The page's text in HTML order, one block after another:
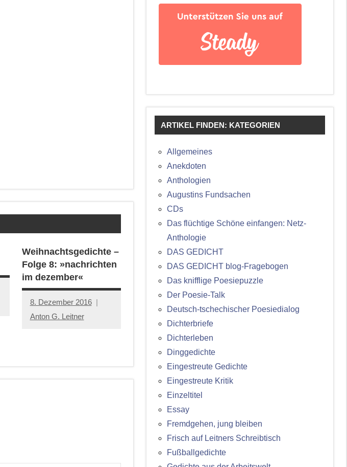
Weihnachtsgedichte –
Folge 8: »nachrichten
im dezember«
8. Dezember 2016
Anton G. Leitner
ARTIKEL FINDEN: KATEGORIEN
Allgemeines
Anekdoten
Anthologien
Augustins Fundsachen
CDs
Das flüchtige Schöne einfangen: Netz-
Anthologie
DAS GEDICHT
DAS GEDICHT blog-Fragebogen
Das knifflige Poesiepuzzle
Der Poesie-Talk
Deutsch-tschechischer Poesiedialog
Dichterbriefe
Dichterleben
Dinggedichte
Eingestreute Gedichte
Eingestreute Kritik
Einzeltitel
Essay
Fremdgehen, jung bleiben
Frisch auf Leitners Schreibtisch
Fußballgedichte